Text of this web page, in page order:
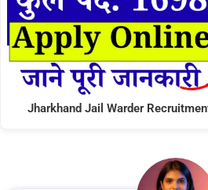
Jharkhand Jail Warder